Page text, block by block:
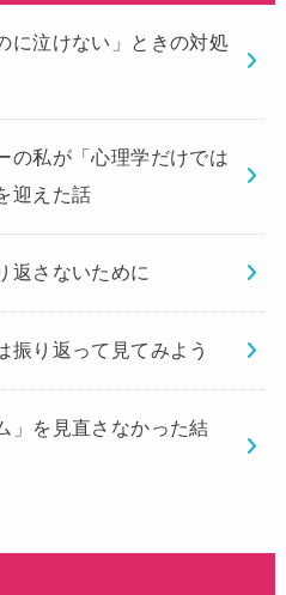
に泣けない」ときの対処
の私が「心理学だけでは
迎えた話
返さないために
振り返って見てみよう
」を見直さなかった結